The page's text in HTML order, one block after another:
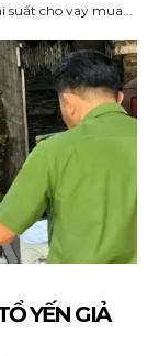
cho vay mua...
YẾN GIẢ